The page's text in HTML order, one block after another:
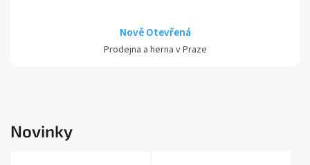
Nově Otevřená
Prodejna a herna v Praze
Novinky